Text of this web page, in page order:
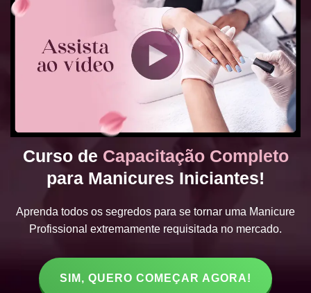
Curso de Capacitação Completo
para Manicures Iniciantes!
Aprenda todos os segredos para se tornar uma Manicure
Profissional extremamente requisitada no mercado.
SIM, QUERO COMEÇAR AGORA!